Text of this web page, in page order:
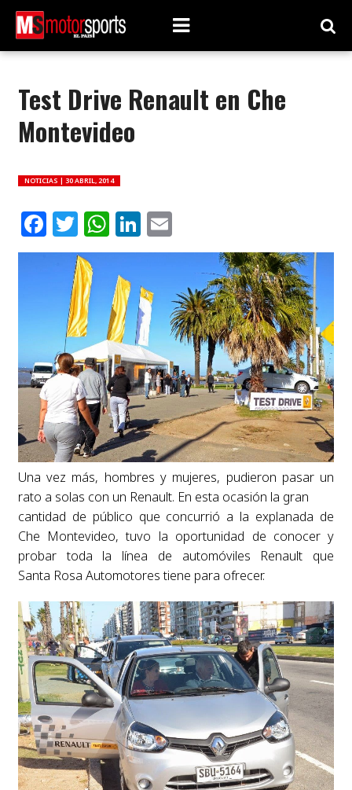
Test Drive Renault en Che
Montevideo
NOTICIAS | 30 ABRIL, 2014
Facebook
Twitter
WhatsApp
LinkedIn
Email
Una vez más, hombres y mujeres, pudieron pasar un
rato a solas con un Renault. En esta ocasión la gran
cantidad de público que concurrió a la explanada de
Che Montevideo, tuvo la oportunidad de conocer y
probar toda la línea de automóviles Renault que
Santa Rosa Automotores tiene para ofrecer.